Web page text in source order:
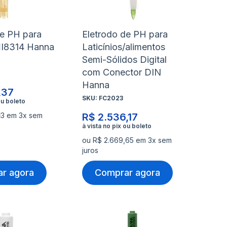
PH para
Hanna
em 3x sem
agora
Eletrodo de PH para
Laticínios/alimentos
Semi-Sólidos Digital
com Conector DIN
Hanna
SKU: FC2023
R$ 2.536,17
ou R$ 2.669,65 em 3x sem
juros
Comprar agora